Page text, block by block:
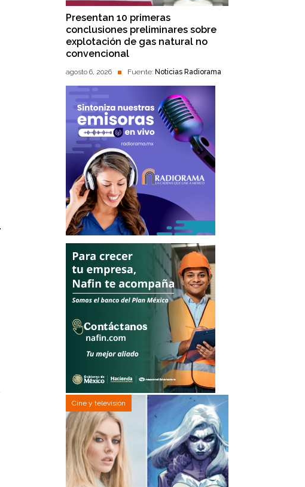
Presentan 10 primeras
conclusiones preliminares sobre
explotación de gas natural no
convencional
agosto 6, 2026 Fuente: Noticias Radiorama
Cine y televisión